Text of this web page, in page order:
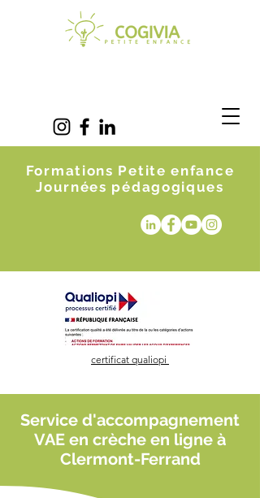
Formations Petite enfance
Journées pédagogiques
certificat qualiopi
Service d'accompagnement
VAE en crèche en ligne à
Clermont-Ferrand